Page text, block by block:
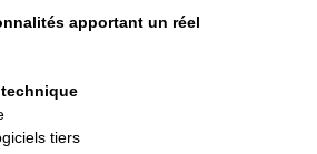
apportant un réel
technique
tiers